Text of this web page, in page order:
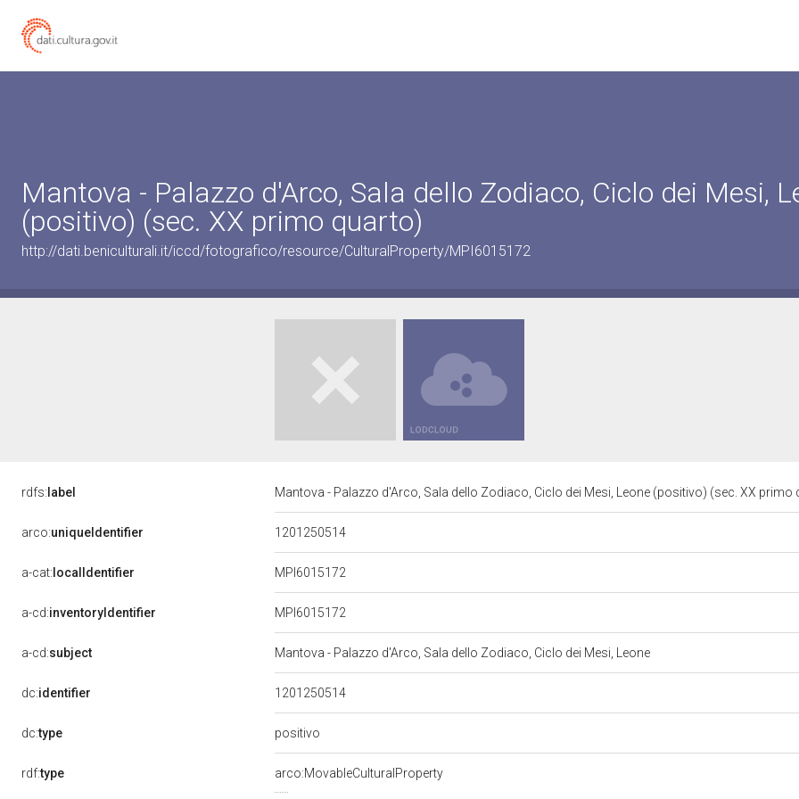
Mantova - Palazzo d'Arco, Sala dello Zodiaco, Ciclo dei Mesi,
(positivo) (sec. XX primo quarto)
http://dati.beniculturali.it/iccd/fotografico/resource/CulturalProperty/MPI6015172
rdfs: label Mantova - Palazzo d'Arco, Sala dello Zodiaco, Ciclo dei Mesi, Leone (positivo) (sec. XX primo
arco:uniqueIdentifier 1201250514
a-cat: localIdentifier MPI6015172
a-cd:inventoryIdentifier MPI6015172
a-cd:subject Mantova - Palazzo d'Arco, Sala dello Zodiaco, Ciclo dei Mesi, Leone
dc:identifier 1201250514
dc:type positivo
rdf:type arco:MovableCulturalProperty